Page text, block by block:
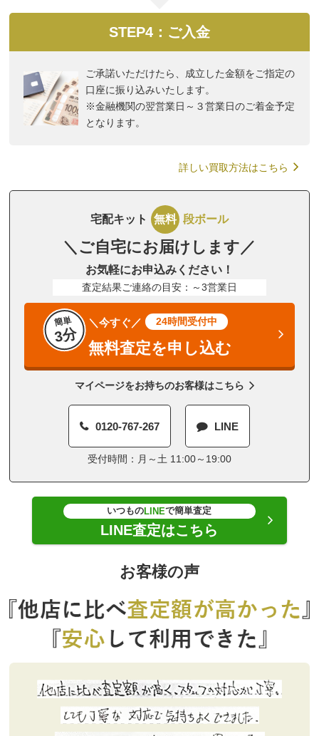
STEP4：ご入金
ご承諾いただけたら、成立した金額をご指定の
口座に振り込みいたします。
※金融機関の翌営業日～３営業日のご着金予定
となります。
詳しい買取方法はこちら
宅配キット 無料 段ボール
＼ご自宅にお届けします／
お気軽にお申込みください！
査定結果ご連絡の目安：～3営業日
簡単
3分
＼今すぐ／ 24時間受付中
無料査定を申し込む
マイページをお持ちのお客様はこちら
0120-767-267 LINE
受付時間：月～土 11:00～19:00
いつものLINEで簡単査定
LINE査定はこちら
お客様の声